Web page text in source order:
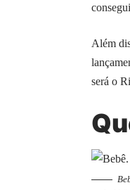
Além
será o